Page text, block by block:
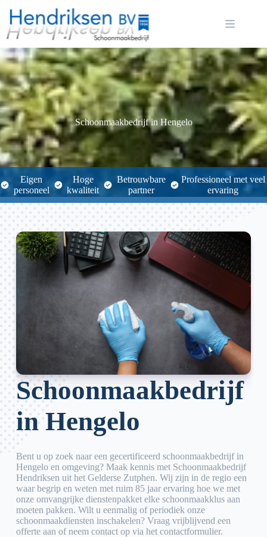
naar
inhoud
Schoonmaakbedrijf in Hengelo
Eigen
personeel
Hoge
kwaliteit
Betrouwbare
partner
Professioneel met veel
ervaring
Schoonmaakbedrijf
in Hengelo
Bent u op zoek naar een gecertificeerd schoonmaakbedrijf in
Hengelo en omgeving? Maak kennis met Schoonmaakbedrijf
Hendriksen uit het Gelderse Zutphen. Wij zijn in de regio een
waar begrip en weten met ruim 85 jaar ervaring hoe we met
onze omvangrijke dienstenpakket elke schoonmaakklus aan
moeten pakken. Wilt u eenmalig of periodiek onze
schoonmaakdiensten inschakelen? Vraag vrijblijvend een
offerte aan of neem contact op via het contactformulier.